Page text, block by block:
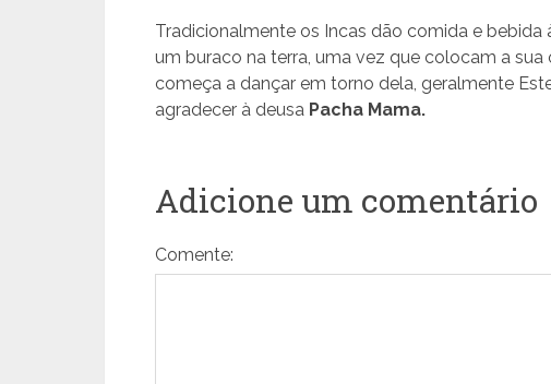
Tradicionalmente os Incas dão comida e
um buraco na terra, uma vez que colocam a
começa a dançar em torno dela, geralmente
agradecer à deusa Pacha Mama.
Adicione um comentário
Comente: